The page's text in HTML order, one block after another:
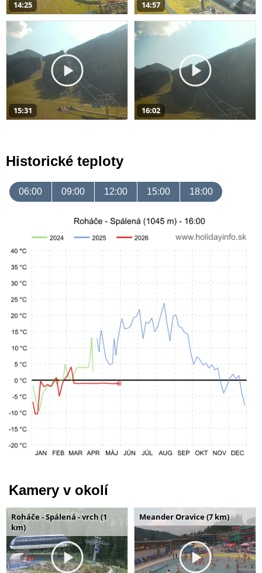
14:25 14:57
15:31 16:02
Historické teploty
06:00 09:00 12:00 15:00 18:00
Kamery v okolí
Roháče - Spálená - vrch (1
km)
Meander Oravice (7 km)